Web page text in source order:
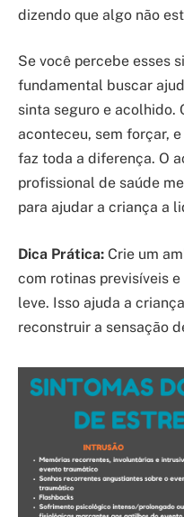
dizendo que algo não
Se você percebe esses
fundamental buscar
sinta seguro e acolhido.
aconteceu, sem forçar,
faz toda a diferença. O
profissional de saúde
para ajudar a criança a
Dica Prática: Crie um
com rotinas previsíveis
leve. Isso ajuda a
reconstruir a sensação